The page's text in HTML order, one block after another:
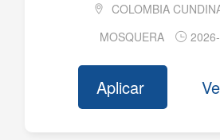
ANAVA LOGISTICS S.A.S.
COLOMBIA
MOSQUERA
Aplicar